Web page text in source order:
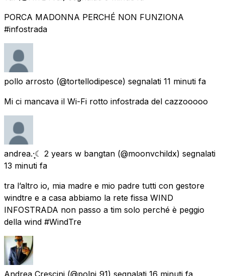
PORCA MADONNA PERCHÉ NON FUNZIONA
#infostrada
pollo arrosto (@tortellodipesce) segnalati 11 minuti fa
Mi ci mancava il Wi-Fi rotto infostrada del cazzooooo
andrea.·͙☾ 2 years w bangtan (@moonvchildx) segnalati
13 minuti fa
tra l’altro io, mia madre e mio padre tutti con gestore
windtre e a casa abbiamo la rete fissa WIND
INFOSTRADA non passo a tim solo perché è peggio
della wind #WindTre
Andrea Crescini (@polpi_91) segnalati 16 minuti fa